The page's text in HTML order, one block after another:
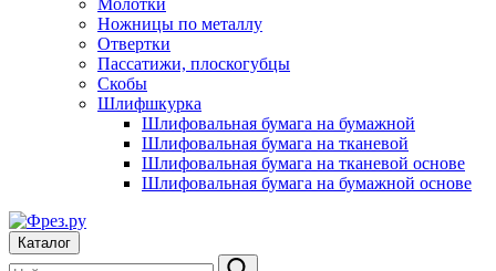
Молотки
Ножницы по металлу
Отвертки
Пассатижи, плоскогубцы
Скобы
Шлифшкурка
Шлифовальная бумага на бумажной
Шлифовальная бумага на тканевой
Шлифовальная бумага на тканевой основе
Шлифовальная бумага на бумажной основе
Каталог